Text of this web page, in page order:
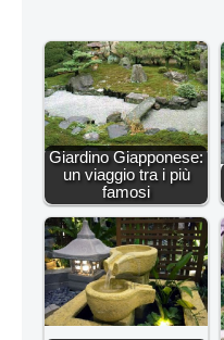
Giardino Giapponese:
un viaggio tra i più
famosi